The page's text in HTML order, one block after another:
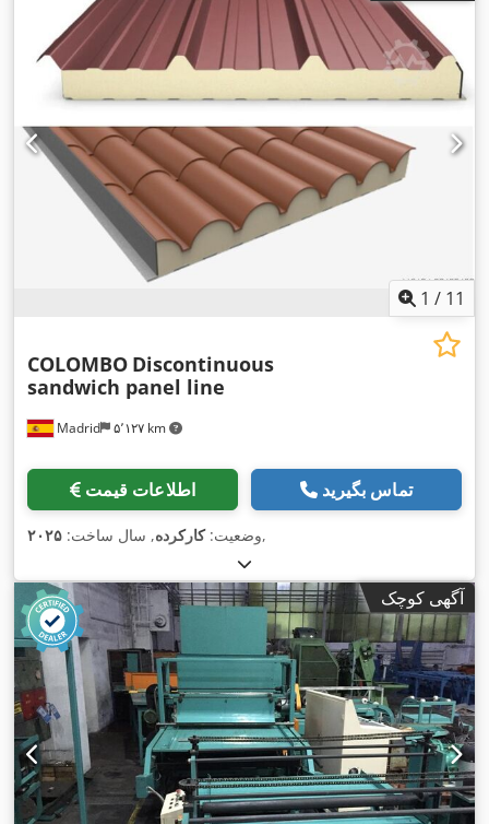
1 / 11
Madrid ۵٬۱۲۷ km
COLOMBO Discontinuous
sandwich panel line
اطلاعات قیمت تماس بگیرید
وضعیت:کارکرده, سال ساخت: ۲۰۲۵ ,
آگهی کوچک